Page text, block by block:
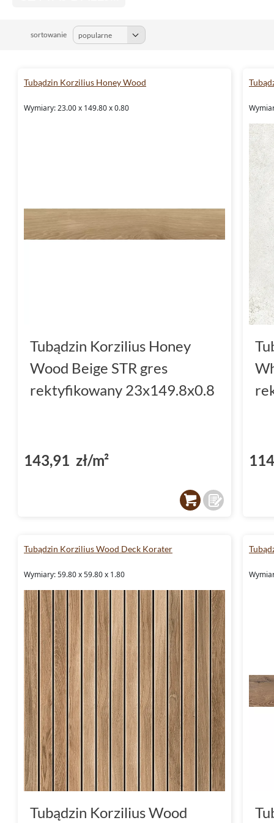
sortowanie
Tubądzin Korzilius Honey Wood
Wymiary: 23.00 x 149.80 x 0.80
Tubądzin Korzilius Honey
Wood Beige STR gres
rektyfikowany 23x149.8x0.8
143,91 zł/m²
Tubądzin Korzilius Wood Deck Korater
Wymiary: 59.80 x 59.80 x 1.80
Tubądzin Korzilius Wood